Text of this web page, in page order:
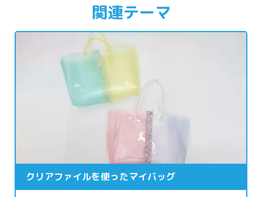
関連テーマ
クリアファイルを使ったマイバッグ